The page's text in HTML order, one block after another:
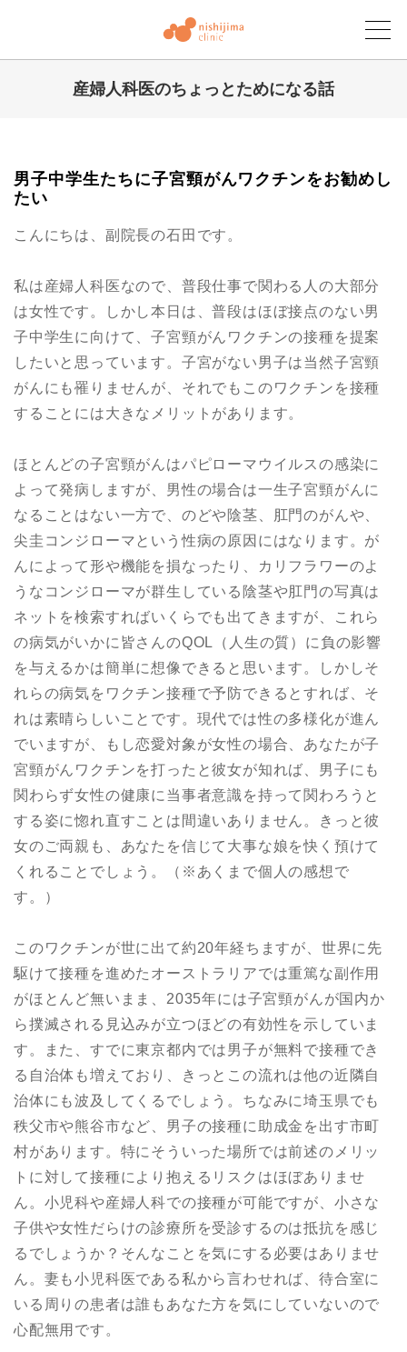
産婦人科医のちょっとためになる話
男子中学生たちに子宮頸がんワクチンをお勧めし
たい
こんにちは、副院長の石田です。
私は産婦人科医なので、普段仕事で関わる人の大部分
は女性です。しかし本日は、普段はほぼ接点のない男
子中学生に向けて、子宮頸がんワクチンの接種を提案
したいと思っています。子宮がない男子は当然子宮頸
がんにも罹りませんが、それでもこのワクチンを接種
することには大きなメリットがあります。
ほとんどの子宮頸がんはパピローマウイルスの感染に
よって発病しますが、男性の場合は一生子宮頸がんに
なることはない一方で、のどや陰茎、肛門のがんや、
尖圭コンジローマという性病の原因にはなります。が
んによって形や機能を損なったり、カリフラワーのよ
うなコンジローマが群生している陰茎や肛門の写真は
ネットを検索すればいくらでも出てきますが、これら
の病気がいかに皆さんのQOL（人生の質）に負の影響
を与えるかは簡単に想像できると思います。しかしそ
れらの病気をワクチン接種で予防できるとすれば、そ
れは素晴らしいことです。現代では性の多様化が進ん
でいますが、もし恋愛対象が女性の場合、あなたが子
宮頸がんワクチンを打ったと彼女が知れば、男子にも
関わらず女性の健康に当事者意識を持って関わろうと
する姿に惚れ直すことは間違いありません。きっと彼
女のご両親も、あなたを信じて大事な娘を快く預けて
くれることでしょう。（※あくまで個人の感想で
す。）
このワクチンが世に出て約20年経ちますが、世界に先
駆けて接種を進めたオーストラリアでは重篤な副作用
がほとんど無いまま、2035年には子宮頸がんが国内か
ら撲滅される見込みが立つほどの有効性を示していま
す。また、すでに東京都内では男子が無料で接種でき
る自治体も増えており、きっとこの流れは他の近隣自
治体にも波及してくるでしょう。ちなみに埼玉県でも
秩父市や熊谷市など、男子の接種に助成金を出す市町
村があります。特にそういった場所では前述のメリッ
トに対して接種により抱えるリスクはほぼありませ
ん。小児科や産婦人科での接種が可能ですが、小さな
子供や女性だらけの診療所を受診するのは抵抗を感じ
るでしょうか？そんなことを気にする必要はありませ
ん。妻も小児科医である私から言わせれば、待合室に
いる周りの患者は誰もあなた方を気にしていないので
心配無用です。